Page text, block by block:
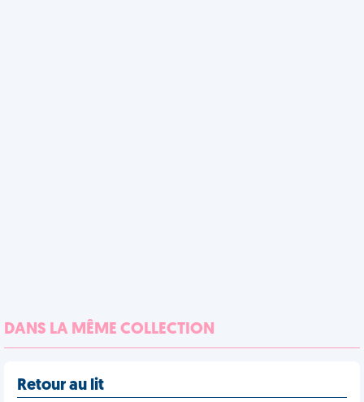
DANS LA MÊME COLLECTION
Retour au lit